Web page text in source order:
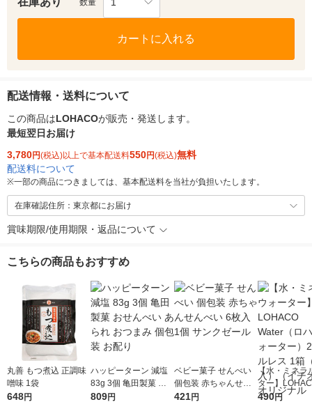
数量
カートに入れる
配送情報・送料について
この商品はLOHACOが販売・発送します。
最短翌日お届け
3,780円(税込)以上で基本配送料550円(税込)無料
配送料について
※一部の商品につきましては、基本配送料を当社が負担いたします。
在庫確認住所：東京都にお届け
賞味期限/使用期限・返品について
こちらの商品もおすすめ
丸善 もつ煮込 正調味
噌味 1袋
648円
ハッピーターン 減塩
83g 3個 亀田製菓 お
せんべい あられ おつ
809円
ベビー菓子 せんべい
個包装 赤ちゃんせん
べい 6枚入 1個 サンク
421円
【水・ミネラ
ター】
r（ロハコウ
490円